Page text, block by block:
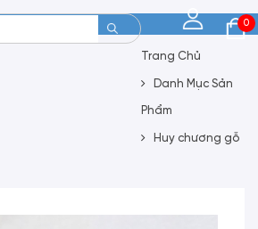
0
Trang Chủ
Danh Mục Sản
Phẩm
Huy chương gỗ